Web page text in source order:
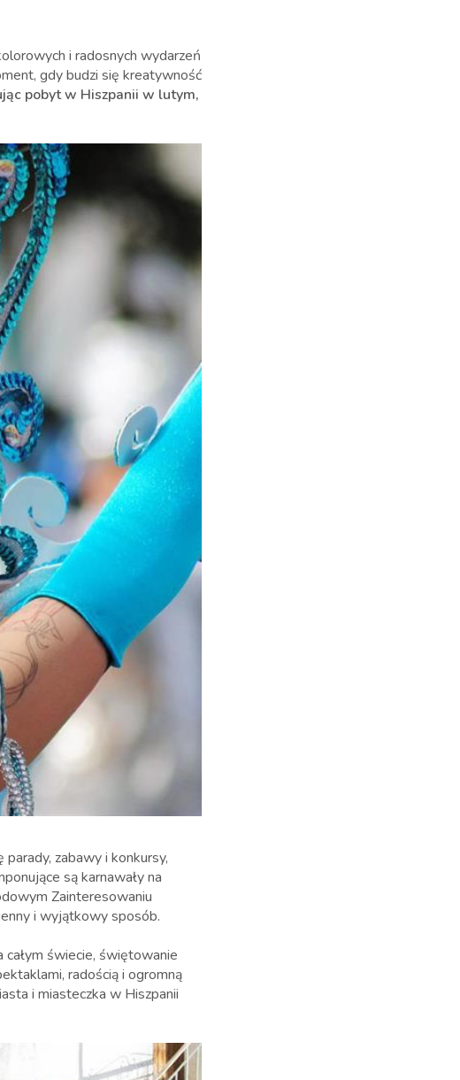
i radosnych wydarzeń
gdy budzi się kreatywność
pobyt w Hiszpanii w lutym,
zabawy i konkursy,
są karnawały na
Zainteresowaniu
i wyjątkowy sposób.
całym świecie, świętowanie
radością i ogromną
i miasteczka w Hiszpanii